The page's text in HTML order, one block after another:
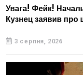
Увага! Фейк!
Кузнец заявив про
3 серпня, 2026